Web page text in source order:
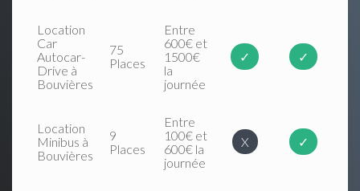
Location
Car
Autocar-
Drive à
Bouvières
75
Places
Entre
600€ et
1500€
la
journée
✓ ✓
Location
Minibus à
Bouvières
9
Places
Entre
100€ et
600€ la
journée
X ✓